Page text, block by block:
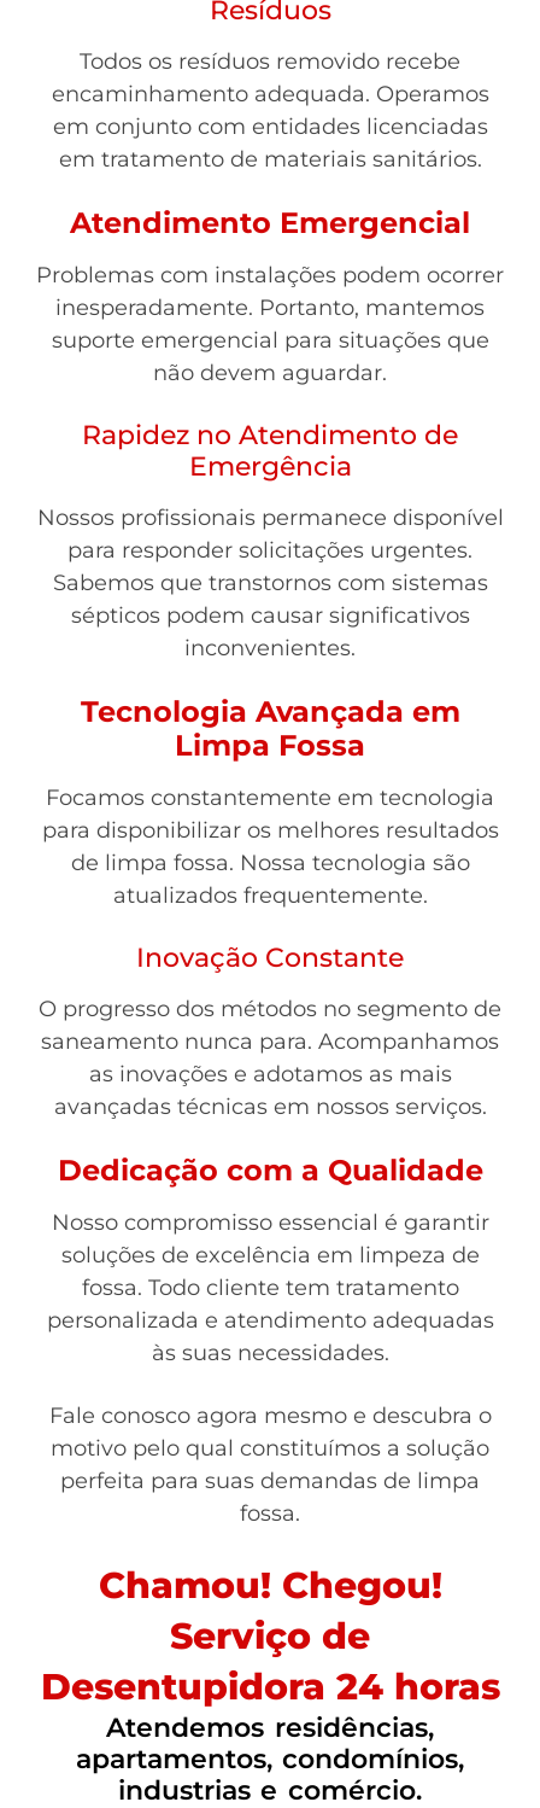
Resíduos
Todos os resíduos removido recebe
encaminhamento adequada. Operamos
em conjunto com entidades licenciadas
em tratamento de materiais sanitários.
Atendimento Emergencial
Problemas com instalações podem ocorrer
inesperadamente. Portanto, mantemos
suporte emergencial para situações que
não devem aguardar.
Rapidez no Atendimento de
Emergência
Nossos profissionais permanece disponível
para responder solicitações urgentes.
Sabemos que transtornos com sistemas
sépticos podem causar significativos
inconvenientes.
Tecnologia Avançada em
Limpa Fossa
Focamos constantemente em tecnologia
para disponibilizar os melhores resultados
de limpa fossa. Nossa tecnologia são
atualizados frequentemente.
Inovação Constante
O progresso dos métodos no segmento de
saneamento nunca para. Acompanhamos
as inovações e adotamos as mais
avançadas técnicas em nossos serviços.
Dedicação com a Qualidade
Nosso compromisso essencial é garantir
soluções de excelência em limpeza de
fossa. Todo cliente tem tratamento
personalizada e atendimento adequadas
às suas necessidades.
Fale conosco agora mesmo e descubra o
motivo pelo qual constituímos a solução
perfeita para suas demandas de limpa
fossa.
Chamou! Chegou!
Serviço de
Desentupidora 24 horas
Atendemos residências,
apartamentos, condomínios,
industrias e comércio.